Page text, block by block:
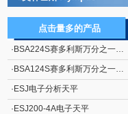
点击量多的产品
· BSA224S赛多利斯万分之一电子天平
· BSA124S赛多利斯万分之一电子天平
· ESJ电子分析天平
· ESJ200-4A电子天平